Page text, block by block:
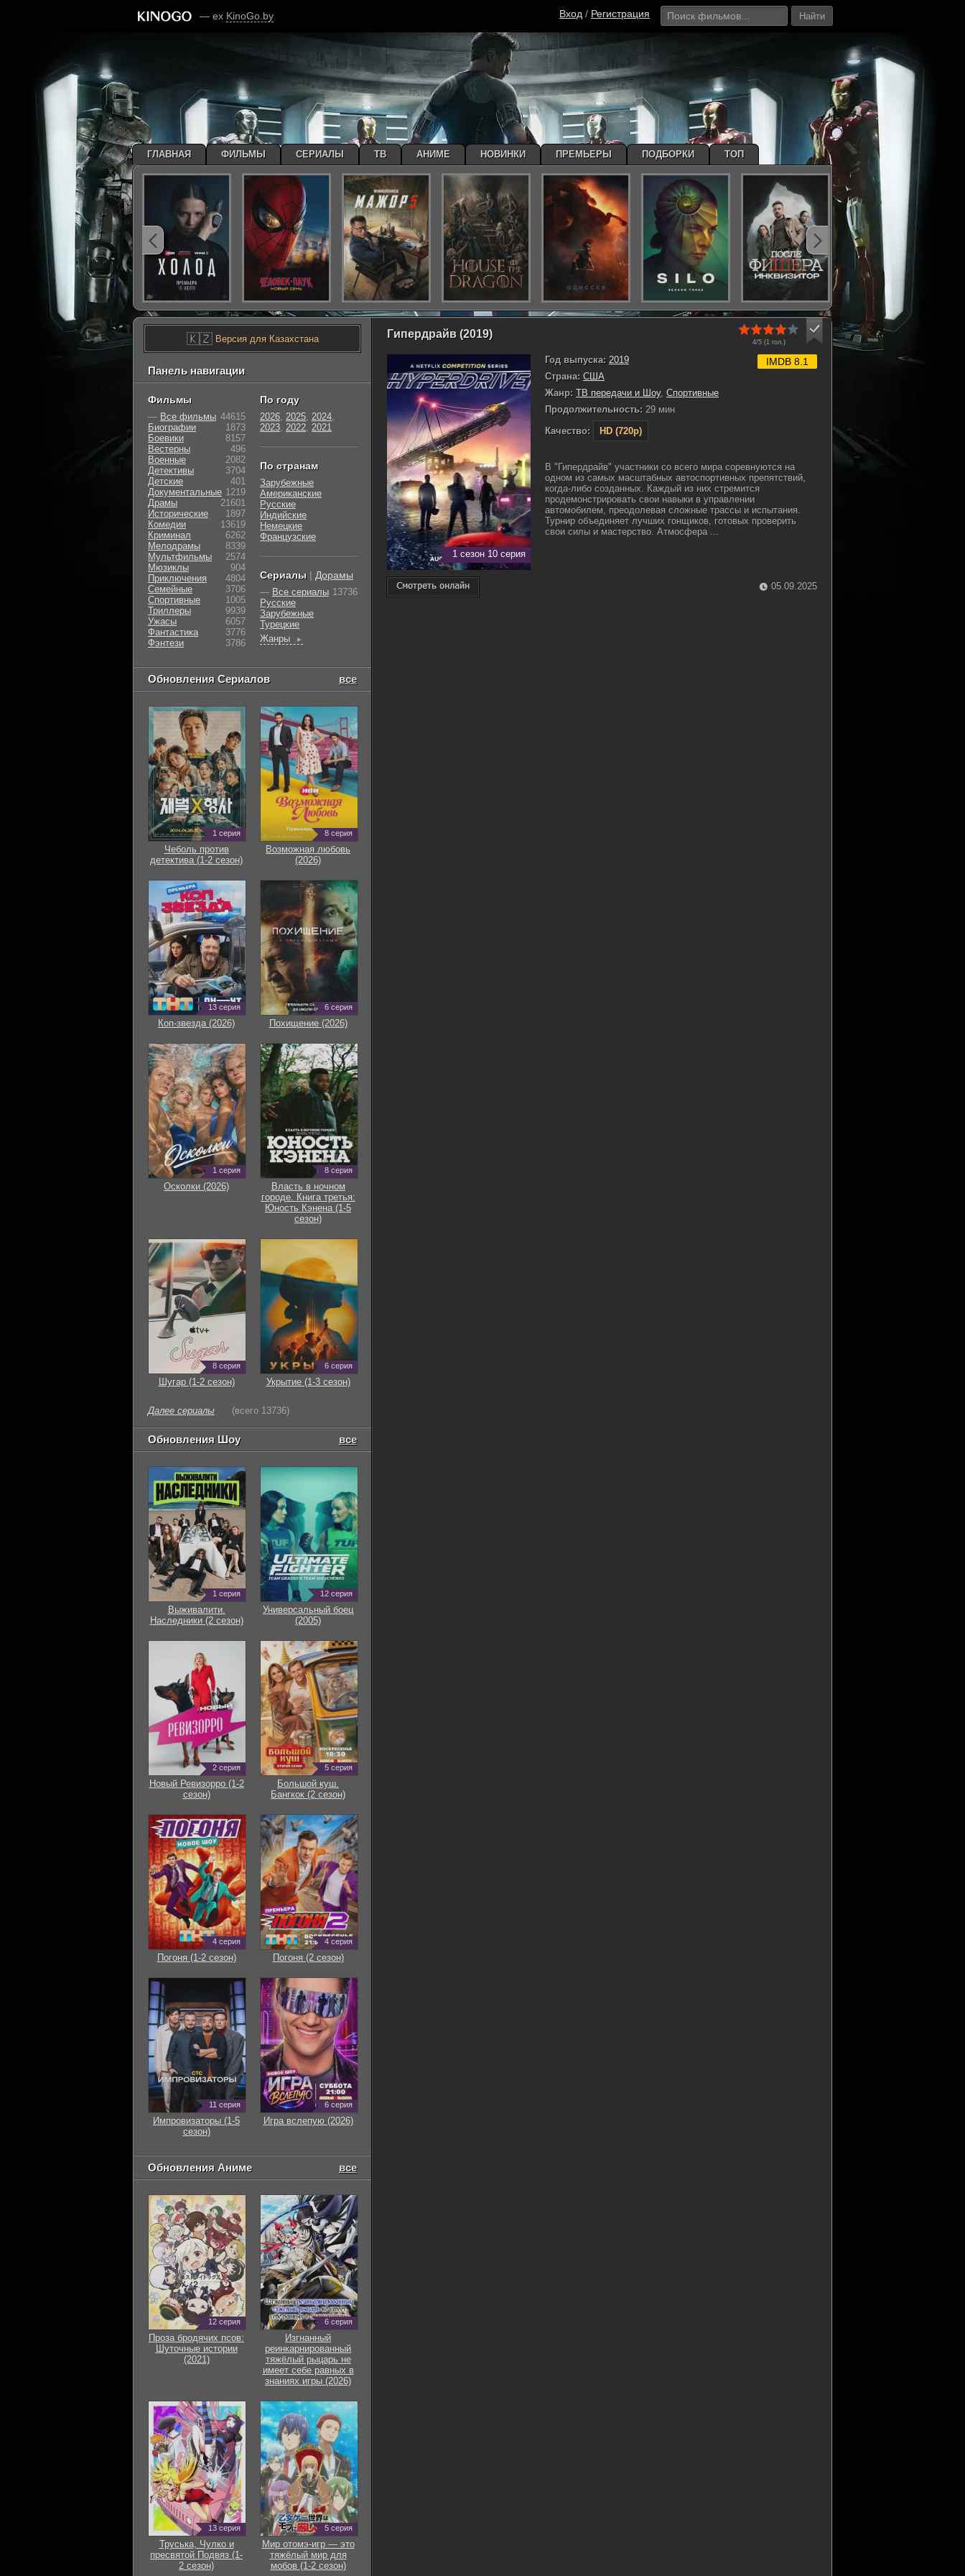
— ex KinoGo.by Вход / Регистрация Найти
Гипердрайв (2019)
4/5 (1гол.)
1 сезон 10 серия
Год выпуска: 2019
Страна: США
Жанр: ТВ передачи и Шоу, Спортивные
Продолжительность: 29 мин
Качество:
HD (720p)
IMDB 8.1
В "Гипердрайв" участники со всего мира соревнуются на
одном из самых масштабных автоспортивных препятствий,
когда-либо созданных. Каждый из них стремится
продемонстрировать свои навыки в управлении
автомобилем, преодолевая сложные трассы и испытания.
Турнир объединяет лучших гонщиков, готовых проверить
свои силы и мастерство. Атмосфера ...
05.09.2025
🇰🇿Версия для Казахстана
Панель навигации
Фильмы
— Все фильмы 44615
Биографии
1873
Боевики
8157
Вестерны
496
Военные
2082
Детективы
3704
Детские
401
Документальные 1219
Драмы
21601
Исторические
1897
Комедии
13619
Криминал
6262
Мелодрамы
8339
Мультфильмы
2574
Мюзиклы
904
Приключения
4804
Семейные
3706
Cпортивные
1005
Триллеры
9939
Ужасы
6057
Фантастика
3776
Фэнтези
3786
По году
2026, 2025, 2024,
2023, 2022, 2021
По странам
Зарубежные
Американские
Русские
Индийские
Немецкие
Французские
Сериалы | Дорамы
— Все сериалы 13736
Русские
Зарубежные
Турецкие
Жанры
►
Обновления Сериалов все
1 серия
Чеболь против
детектива (1-2 сезон)
8 серия
Возможная любовь
(2026)
13 серия
Коп-звезда (2026)
6 серия
Похищение (2026)
1 серия
Осколки (2026)
8 серия
Власть в ночном
городе. Книга третья:
Юность Кэнена (1-5
сезон)
8 серия
Шугар (1-2 сезон)
6 серия
Укрытие (1-3 сезон)
Далее сериалы (всего 13736)
Обновления Шоу все
1 серия
Выживалити.
Наследники (2 сезон)
12 серия
Универсальный боец
(2005)
2 серия
Новый Ревизорро (1-2
сезон)
5 серия
Большой куш.
Бангкок (2 сезон)
4 серия
Погоня (1-2 сезон)
4 серия
Погоня (2 сезон)
11 серия
Импровизаторы (1-5
сезон)
6 серия
Игра вслепую (2026)
Обновления Аниме все
12 серия
Проза бродячих псов:
Шуточные истории
(2021)
6 серия
Изгнанный
реинкарнированный
тяжёлый рыцарь не
имеет себе равных в
знаниях игры (2026)
13 серия
Труська, Чулко и
пресвятой Подвяз (1-
2 сезон)
5 серия
Мир отомэ-игр — это
тяжёлый мир для
мобов (1-2 сезон)
ГЛАВНАЯ ФИЛЬМЫ СЕРИАЛЫ ТВ АНИМЕ НОВИНКИ ПРЕМЬЕРЫ ПОДБОРКИ ТОП